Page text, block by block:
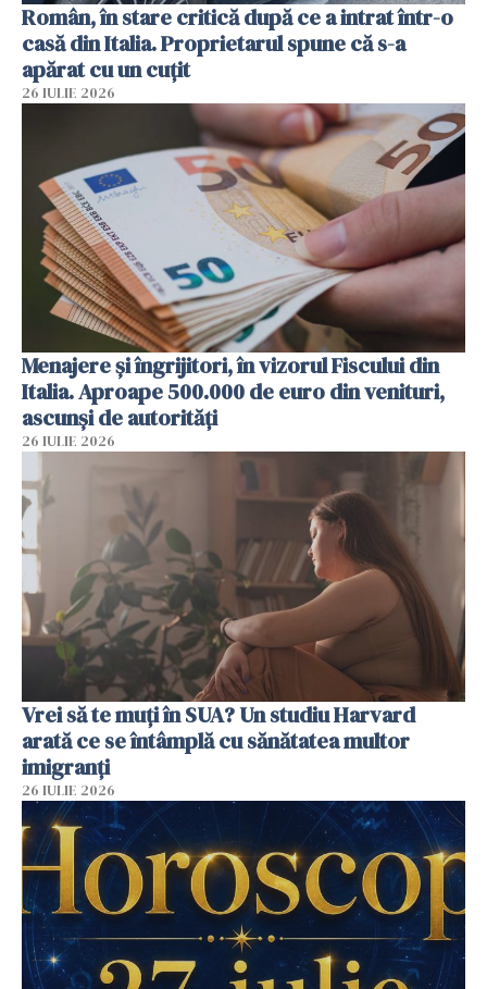
Român, în stare critică după ce a intrat într-o
casă din Italia. Proprietarul spune că s-a
apărat cu un cuțit
26 IULIE 2026
Menajere și îngrijitori, în vizorul Fiscului din
Italia. Aproape 500.000 de euro din venituri,
ascunși de autorități
26 IULIE 2026
Vrei să te muți în SUA? Un studiu Harvard
arată ce se întâmplă cu sănătatea multor
imigranți
26 IULIE 2026